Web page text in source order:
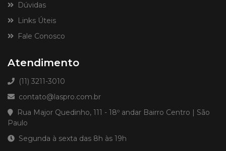
Dúvidas
Links Úteis
Fale Conosco
Atendimento
(11) 3211-3010
contato@laspro.com.br
Rua Major Quedinho, 111 - 18º andar Bairro Centro | São
Paulo
Segunda à sexta das 8h às 19h